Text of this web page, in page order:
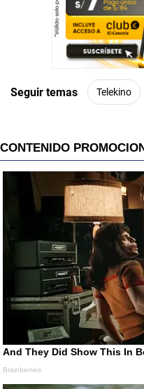
Seguir temas Telekino